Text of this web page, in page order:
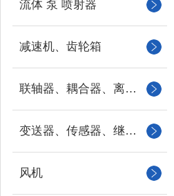
流体 泵 喷射器
减速机、齿轮箱
联轴器、耦合器、离合器
变送器、传感器、继电器
风机